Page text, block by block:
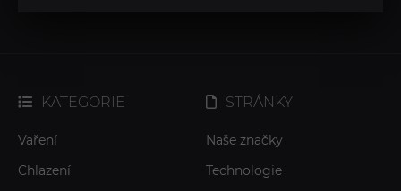
KATEGORIE
Vaření
Chlazení
STRÁNKY
Naše značky
Technologie